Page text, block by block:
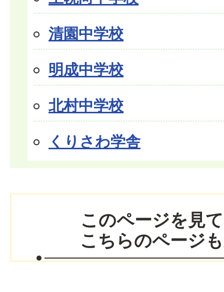
清園中学校
明成中学校
北村中学校
くりさわ学舎
このページを見
こちらのページ